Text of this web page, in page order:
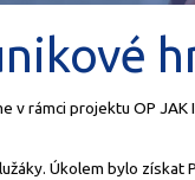
v rámci projektu OP JAK
Úkolem bylo získat